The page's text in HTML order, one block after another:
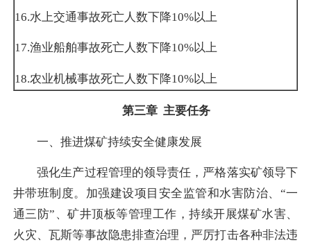
16.水上交通事故死亡人数下降10%以上
17.渔业船舶事故死亡人数下降10%以上
18.农业机械事故死亡人数下降10%以上
第三章 主要任务
一、推进煤矿持续安全健康发展
强化生产过程管理的领导责任，严格落实矿领导下
井带班制度。加强建设项目安全监管和水害防治、“一
通三防”、矿井顶板等管理工作，持续开展煤矿水害、
火灾、瓦斯等事故隐患排查治理，严厉打击各种非法违